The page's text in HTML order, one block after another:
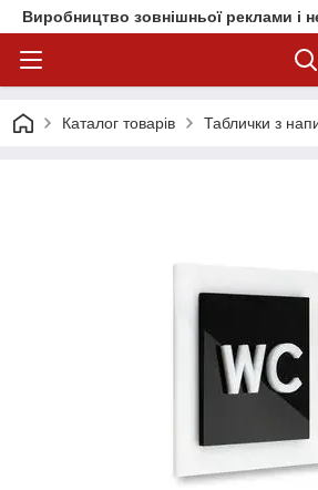
Виробництво зовнішньої реклами і
Каталог товарів Таблички з